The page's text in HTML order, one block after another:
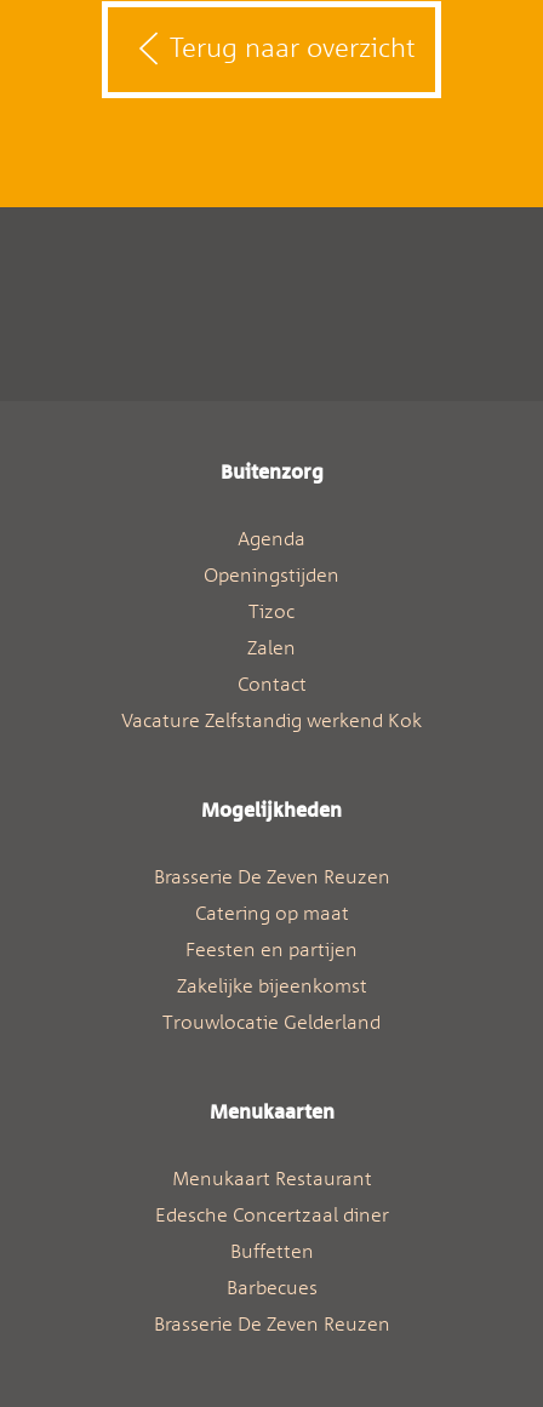
Terug naar overzicht
Buitenzorg
Agenda
Openingstijden
Tizoc
Zalen
Contact
Vacature Zelfstandig werkend Kok
Mogelijkheden
Brasserie De Zeven Reuzen
Catering op maat
Feesten en partijen
Zakelijke bijeenkomst
Trouwlocatie Gelderland
Menukaarten
Menukaart Restaurant
Edesche Concertzaal diner
Buffetten
Barbecues
Brasserie De Zeven Reuzen